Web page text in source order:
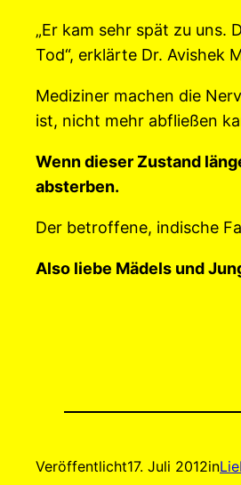
„Er kam sehr spät zu uns.
Tod“, erklärte Dr. Avishek
Mediziner machen die
ist, nicht mehr abfließen
Wenn dieser Zustand
absterben.
Der betroffene, indische
Also liebe Mädels und
Veröffentlicht17. Juli 2012in